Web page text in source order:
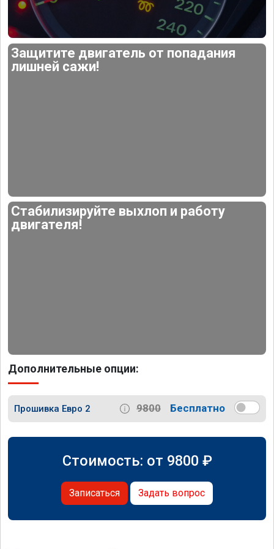
Защитите двигатель от попадания
лишней сажи!
Стабилизируйте выхлоп и работу
двигателя!
Дополнительные опции:
Прошивка Евро 2 9800 Бесплатно
Стоимость: от 9800 ₽
Записаться Задать вопрос